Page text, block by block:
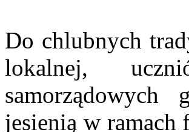
Do chlubnych
lokalnej,
jesienią w